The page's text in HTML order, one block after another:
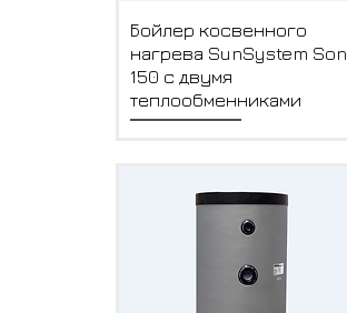
Быстрый просмотр
Бойлер косвенного
нагрева SunSystem Son
150 с двумя
теплообменниками